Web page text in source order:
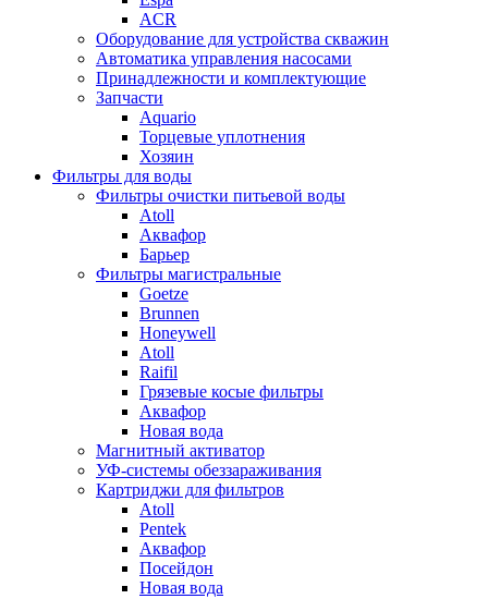
ACR
Оборудование для устройства скважин
Автоматика управления насосами
Принадлежности и комплектующие
Запчасти
Aquario
Торцевые уплотнения
Хозяин
Фильтры для воды
Фильтры очистки питьевой воды
Atoll
Аквафор
Барьер
Фильтры магистральные
Goetze
Brunnen
Honeywell
Atoll
Raifil
Грязевые косые фильтры
Аквафор
Новая вода
Магнитный активатор
УФ-системы обеззараживания
Картриджи для фильтров
Atoll
Pentek
Аквафор
Посейдон
Новая вода